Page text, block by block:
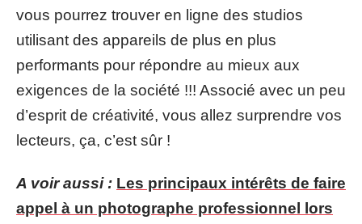
vous pourrez trouver en ligne des studios
utilisant des appareils de plus en plus
performants pour répondre au mieux aux
exigences de la société !!! Associé avec un peu
d’esprit de créativité, vous allez surprendre vos
lecteurs, ça, c’est sûr !
A voir aussi : Les principaux intérêts de faire
appel à un photographe professionnel lors